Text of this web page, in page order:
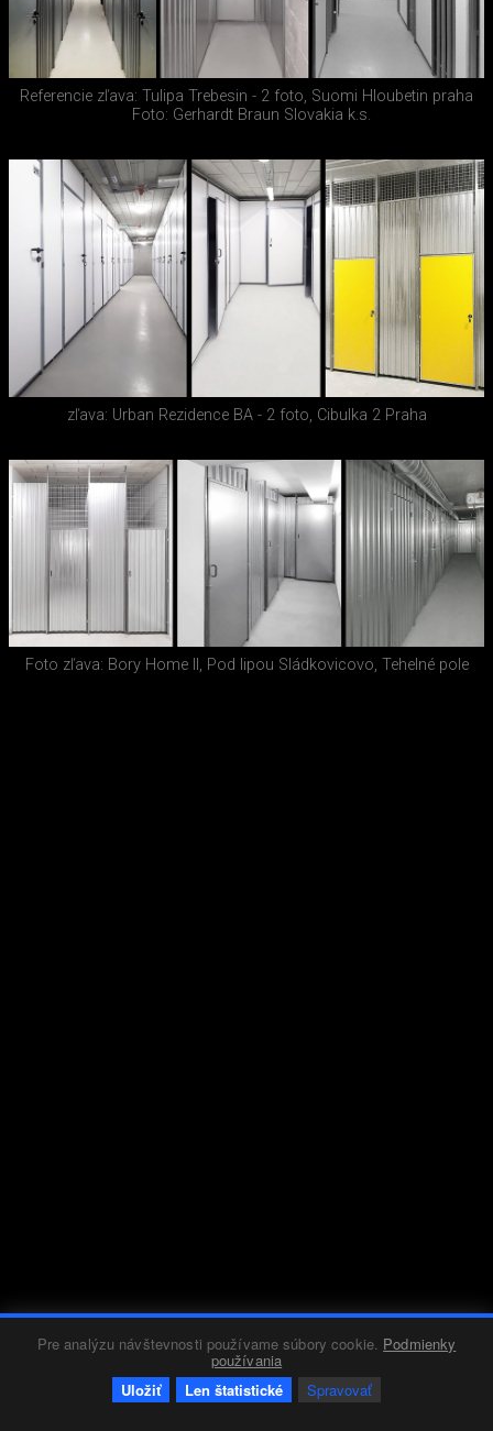
Pre analýzu návštevnosti používame súbory cookie. Podmienky
používania
Uložiť
Len štatistické Spravovať
Referencie zľava: Tulipa Trebesin - 2 foto, Suomi Hloubetin praha
Foto: Gerhardt Braun Slovakia k.s.
zľava: Urban Rezidence BA - 2 foto, Cibulka 2 Praha
Foto zľava: Bory Home II, Pod lipou Sládkovicovo, Tehelné pole